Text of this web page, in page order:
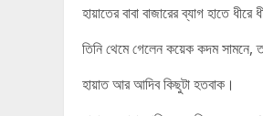
হায়াতের বাবা বাজারের ব্যাগ হাতে
তিনি থেমে গেলেন কয়েক কদম সামনে,
হায়াত আর আদিব কিছুটা হতবাক।